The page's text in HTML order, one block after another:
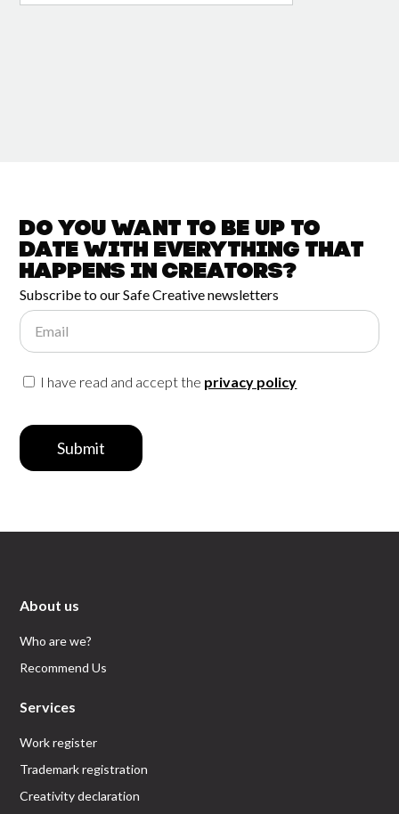
Do you want to be up to
date witheverything that
happens inCreators?
Subscribe to our Safe Creative newsletters
Email
I have read and accept the privacy policy
Submit
About us
Who are we?
Recommend Us
Services
Work register
Trademark registration
Creativity declaration